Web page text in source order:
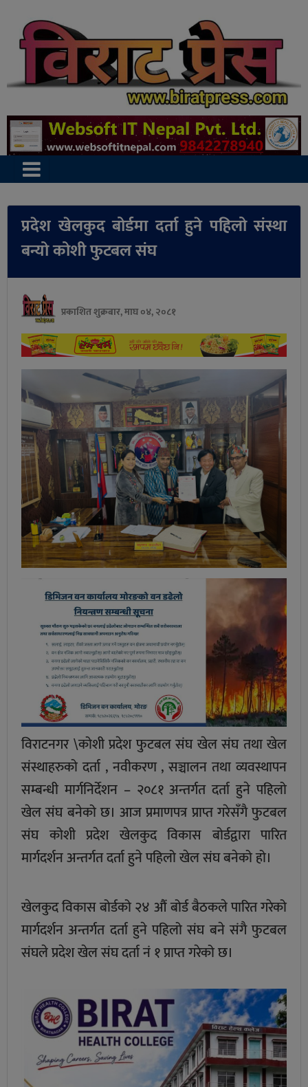
प्रदेश खेलकुद बोर्डमा दर्ता हुने पहिलो संस्था
बन्यो कोशी फुटबल संघ
प्रकाशित शुक्रबार, माघ ०४, २०८१
विराटनगर \कोशी प्रदेश फुटबल संघ खेल संघ तथा खेल
संस्थाहरुको दर्ता , नवीकरण , सञ्चालन तथा व्यवस्थापन
सम्बन्धी मार्गनिर्देशन – २०८१ अन्तर्गत दर्ता हुने पहिलो
खेल संघ बनेको छ। आज प्रमाणपत्र प्राप्त गरेसँगै फुटबल
संघ कोशी प्रदेश खेलकुद विकास बोर्डद्वारा पारित
मार्गदर्शन अन्तर्गत दर्ता हुने पहिलो खेल संघ बनेको हो।
खेलकुद विकास बोर्डको २४ औं बोर्ड बैठकले पारित गरेको
मार्गदर्शन अन्तर्गत दर्ता हुने पहिलो संघ बने संगै फुटबल
संघले प्रदेश खेल संघ दर्ता नं १ प्राप्त गरेको छ।